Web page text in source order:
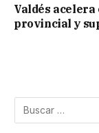
Valdés
provincial y